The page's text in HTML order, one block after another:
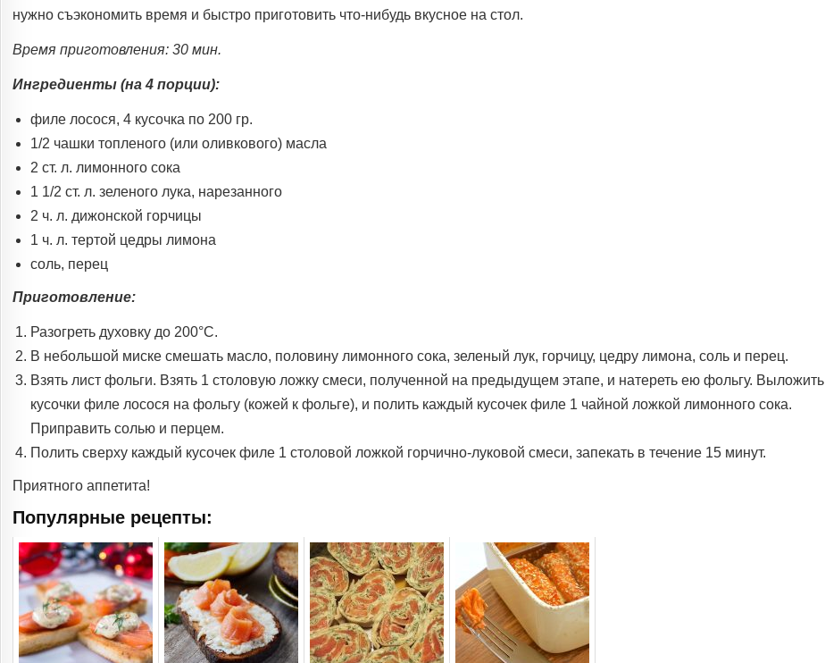
нужно съэкономить время и быстро приготовить что-нибудь вкусное на стол.
Время приготовления: 30 мин.
Ингредиенты (на 4 порции):
филе лосося, 4 кусочка по 200 гр.
1/2 чашки топленого (или оливкового) масла
2 ст. л. лимонного сока
1 1/2 ст. л. зеленого лука, нарезанного
2 ч. л. дижонской горчицы
1 ч. л. тертой цедры лимона
соль, перец
Приготовление:
Разогреть духовку до 200°C.
В небольшой миске смешать масло, половину лимонного сока, зеленый лук, горчицу, цедру лимона, соль и перец.
Взять лист фольги. Взять 1 столовую ложку смеси, полученной на предыдущем этапе, и натереть ею фольгу. Выложить
кусочки филе лосося на фольгу (кожей к фольге), и полить каждый кусочек филе 1 чайной ложкой лимонного сока.
Приправить солью и перцем.
Полить сверху каждый кусочек филе 1 столовой ложкой горчично-луковой смеси, запекать в течение 15 минут.
Приятного аппетита!
Популярные рецепты: